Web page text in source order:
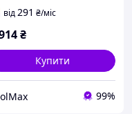
від291 ₴/міс
₴
Купити
99%